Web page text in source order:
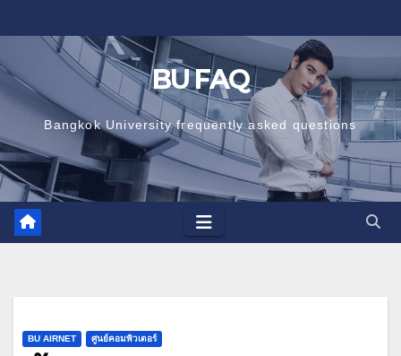
to
content
BU FAQ
Bangkok University frequently asked questions
BU AIRNET ศูนย์คอมพิวเตอร์